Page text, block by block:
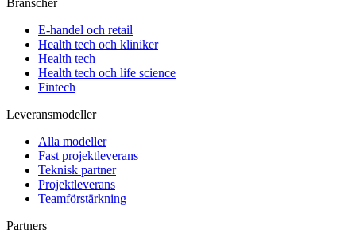
Branscher
E-handel och retail
Health tech och kliniker
Health tech
Health tech och life science
Fintech
Leveransmodeller
Alla modeller
Fast projektleverans
Teknisk partner
Projektleverans
Teamförstärkning
Partners